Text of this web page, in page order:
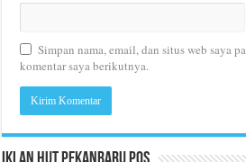
Simpan nama, email, dan situs web saya
komentar saya berikutnya.